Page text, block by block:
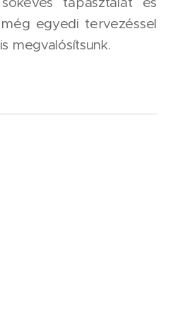
egyedi tervezéssel
megvalósítsunk.